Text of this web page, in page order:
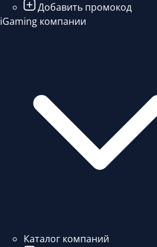
Добавить промокод
iGaming компании
Каталог компаний